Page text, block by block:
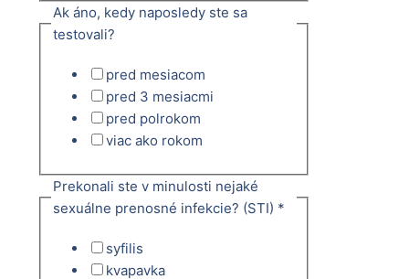
Ak áno, kedy naposledy ste sa
testovali?
pred mesiacom
pred 3 mesiacmi
pred polrokom
viac ako rokom
Prekonali ste v minulosti nejaké
sexuálne prenosné infekcie? (STI) *
syfilis
kvapavka